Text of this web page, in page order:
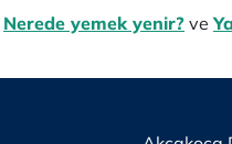
Nerede yemek yenir? ve